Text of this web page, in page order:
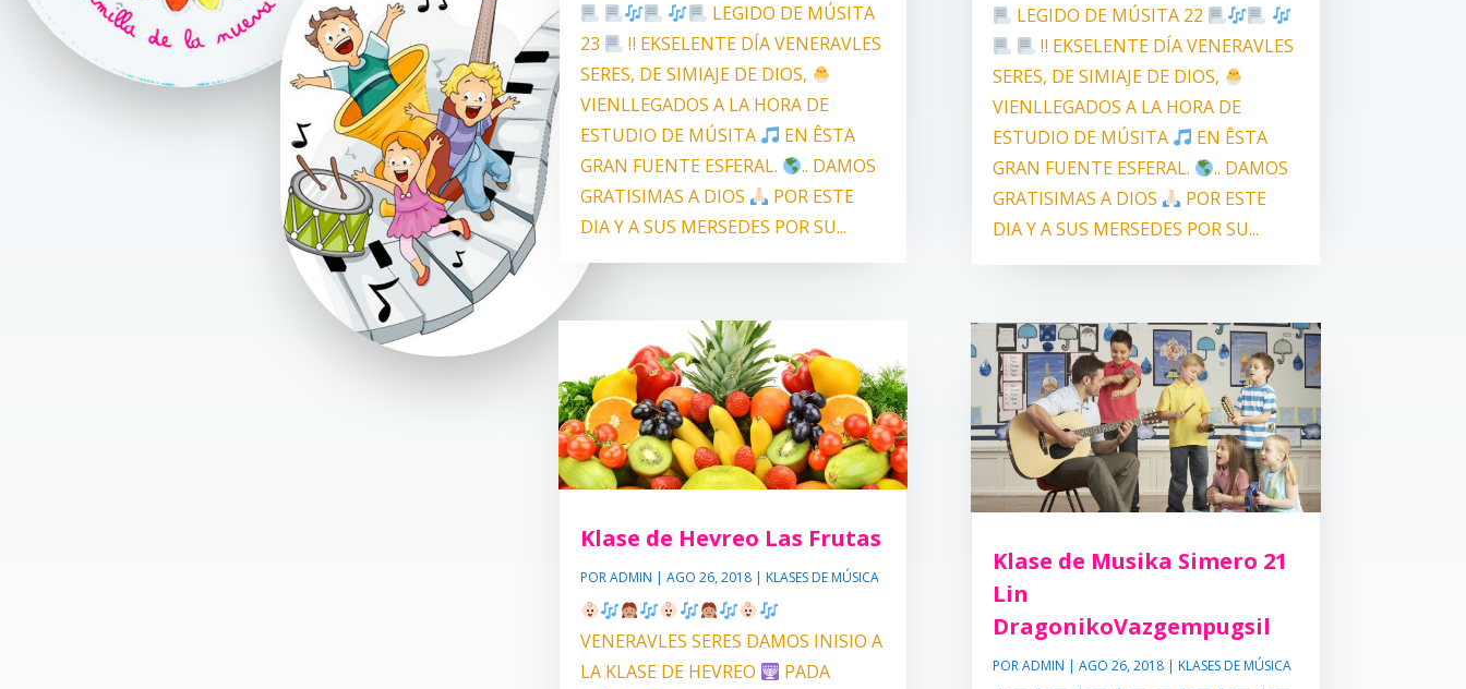
LEGIDO DE MÚSITA
23
‼ EKSELENTE DÍA VENERAVLES
SERES, DE SIMIAJE DE DIOS,
VIENLLEGADOS A LA HORA DE
ESTUDIO DE MÚSITA
EN ÊSTA
GRAN FUENTE ESFERAL.
.. DAMOS
GRATISIMAS A DIOS
POR ESTE
DIA Y A SUS MERSEDES POR SU...
Klase de Hevreo Las Frutas
PORADMIN | AGO 26, 2018| KLASES DE MÚSICA
VENERAVLES SERES DAMOS INISIO A
LA KLASE DE HEVREO
PADA
LEGIDO DE MÚSITA 22
‼ EKSELENTE DÍA VENERAVLES
SERES, DE SIMIAJE DE DIOS,
VIENLLEGADOS A LA HORA DE
ESTUDIO DE MÚSITA
EN ÊSTA
GRAN FUENTE ESFERAL.
.. DAMOS
GRATISIMAS A DIOS
POR ESTE
DIA Y A SUS MERSEDES POR SU...
Klase de Musika Simero 21
Lin
DragonikoVazgempugsil
PORADMIN | AGO 26, 2018| KLASES DE MÚSICA